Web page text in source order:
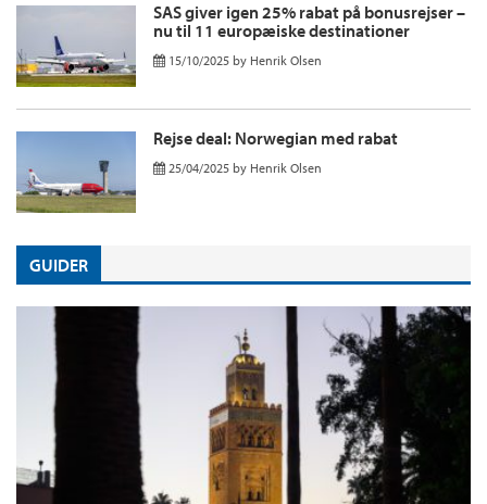
SAS giver igen 25% rabat på bonusrejser –
nu til 11 europæiske destinationer
15/10/2025 by Henrik Olsen
Rejse deal: Norwegian med rabat
25/04/2025 by Henrik Olsen
GUIDER